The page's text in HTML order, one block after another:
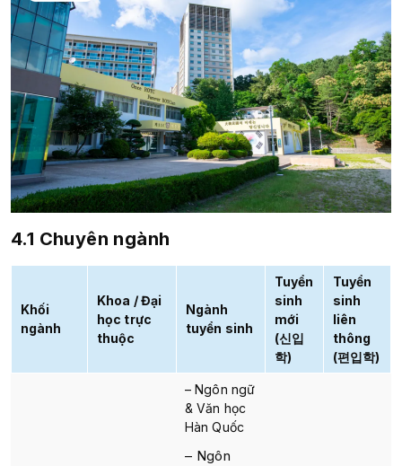
4.1 Chuyên ngành
Khối
ngành
Khoa / Đại
học trực
thuộc
Ngành
tuyển sinh
Tuyển
sinh
mới
(신입
학)
Tuyển
sinh
liên
thông
(편입학)
– Ngôn ngữ
& Văn học
Hàn Quốc
– Ngôn